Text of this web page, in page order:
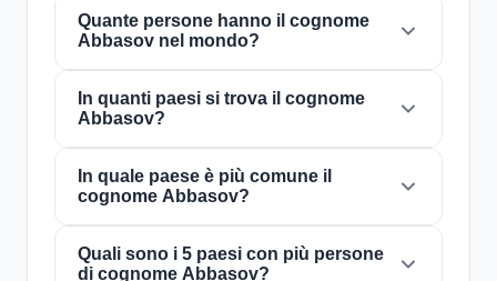
Quante persone hanno il cognome
Abbasov nel mondo?
Attualmente ci sono circa79.152 persone
il cognomeAbbasov
significa che circa 1 persona su101,071nel
mondo porta questo cognome. È presente in
46 paesi, il che riflette la sua distribuzione
globale.
In quanti paesi si trova il cognome
Abbasov?
Il cognomeAbbasovè presente in
tutto il mondo. Questo lo classifica come un
cognome con portatalocale. La sua presenza
in più paesi indica schemi storici di migrazione
In quale paese è più comune il
cognome Abbasov?
Il cognomeAbbasovè più comune in
Quali sono i 5 paesi con più persone
di cognome Abbasov?